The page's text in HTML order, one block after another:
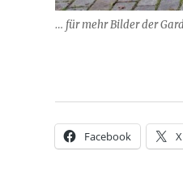
… für mehr Bilder der
Facebook X